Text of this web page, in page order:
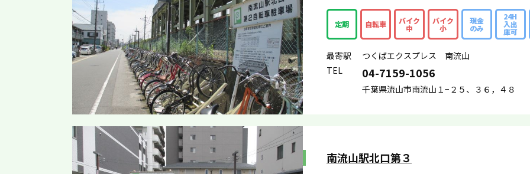
定期 自転車 バイク
中
バイク
小
現金
のみ
24H
入出
庫可
最寄駅
つくばエクスプレス 南流山
TEL
04-7159-1056
千葉県流山市南流山１−２５、３６，４８
南流山駅北口第３